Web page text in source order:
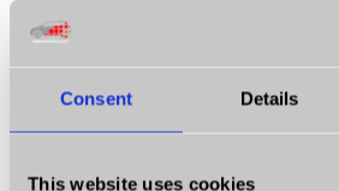
Consent Details
This website uses cookies
Suzuki SX4
1.6 KM 107